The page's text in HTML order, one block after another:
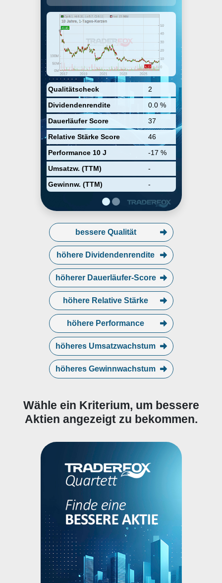
Qualitätscheck
2
Dividendenrendite
0.0 %
Dauerläufer Score
37
Relative Stärke Score
46
Performance 10 J
-17 %
Umsatzw. (TTM)
-
Gewinnw. (TTM)
-
performance apparel, footwear,
and accessories for men, women,
and youth. It operates through the
following geographical segments:
North America, EMEA, Asia-Pacific,
Latin America, and Other. The
company was founded by Kevin A.
Plank in 1996 and is
headquartered in Baltimore, MD.
bessere Qualität
höhere Dividendenrendite
höherer Dauerläufer-Score
höhere Relative Stärke
höhere Performance
höheres Umsatzwachstum
höheres Gewinnwachstum
Wähle ein Kriterium, um bessere
Aktien angezeigt zu bekommen.